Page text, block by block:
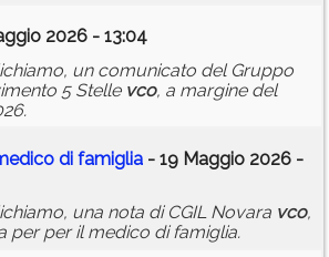
2026 - 13:04
un comunicato del Gruppo
5 Stelle vco, a margine del
di famiglia - 19 Maggio 2026 -
una nota di CGIL Novara vco,
per per il medico di famiglia.